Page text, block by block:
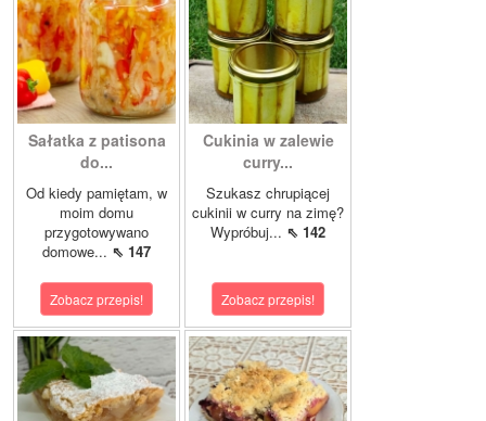
Sałatka z patisona
do...
Od kiedy pamiętam, w
moim domu
przygotowywano
domowe... ⇖ 147
Zobacz przepis!
Cukinia w zalewie
curry...
Szukasz chrupiącej
cukinii w curry na zimę?
Wypróbuj... ⇖ 142
Zobacz przepis!